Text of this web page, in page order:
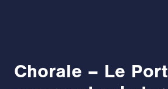
Chorale – Le